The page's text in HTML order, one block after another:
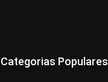
Categorias Populares